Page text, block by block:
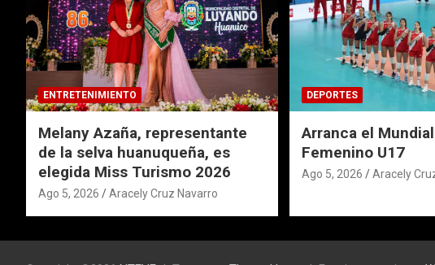
ENTRETENIMIENTO
Melany Azaña, representante
de la selva huanuqueña, es
elegida Miss Turismo 2026
Ago 5, 2026 Aracely Cruz Navarro
DEPORTES
Arranca el
Femenino U17
Ago 5, 2026 Aracely